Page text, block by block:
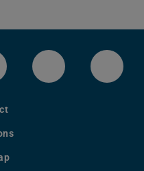
Darmstadt
Kanal der TUKanal der TU
Facebook-